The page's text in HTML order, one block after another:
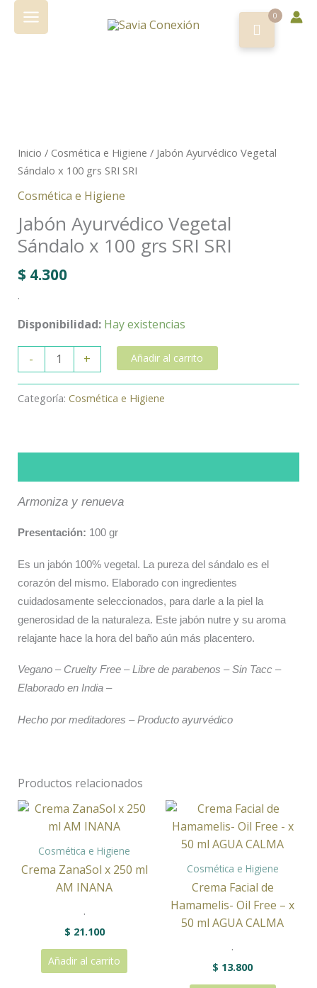
Inicio / Cosmética e Higiene / Jabón Ayurvédico Vegetal
Sándalo x 100 grs SRI SRI
Cosmética e Higiene
Jabón Ayurvédico Vegetal
Sándalo x 100 grs SRI SRI
$4.300
.
Disponibilidad: Hay existencias
-
Sándalo
x
grs
SRI
SRI
cantidad
+ Añadir al carrito
Categoría: Cosmética e Higiene
Armoniza y renueva
Presentación: 100 gr
Es un jabón 100% vegetal. La pureza del sándalo es el
corazón del mismo. Elaborado con ingredientes
cuidadosamente seleccionados, para darle a la piel la
generosidad de la naturaleza. Este jabón nutre y su aroma
relajante hace la hora del baño aún más placentero.
Vegano – Cruelty Free – Libre de parabenos – Sin Tacc –
Elaborado en India –
Hecho por meditadores – Producto ayurvédico
Productos relacionados
Cosmética e Higiene
Crema ZanaSol x 250 ml
AM INANA
.
$ 21.100
Añadir al carrito
Cosmética e Higiene
Crema Facial de
Hamamelis- Oil Free – x
50 ml AGUA CALMA
.
$ 13.800
Sándalo
x
0